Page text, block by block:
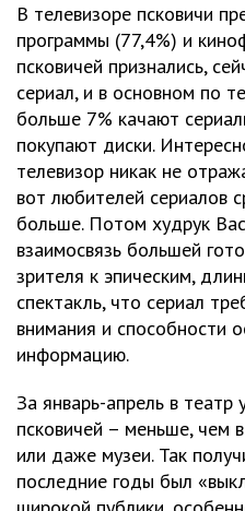
В телевизоре псковичи
программы (77,4%) и
псковичей признались,
сериал, и в основном по
больше 7% качают
покупают диски.
телевизор никак не
вот любителей сериалов
больше. Потом худрук
взаимосвязь большей
зрителя к эпическим,
спектакль, что сериал
внимания и способности
информацию.
За январь-апрель в театр
псковичей – меньше, чем
или даже музеи. Так
последние годы был